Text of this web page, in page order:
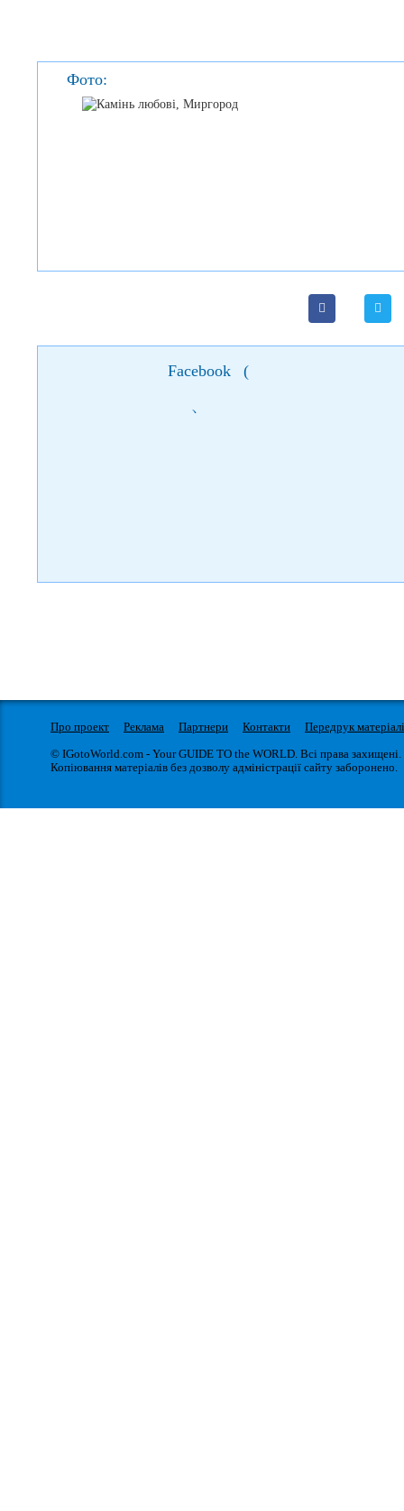
Фото:
Facebook (
)
Про проект Реклама Партнери Контакти
Передрук
© IGotoWorld.com - Your GUIDE TO the WORLD. Всі права захищені.
Копіювання матеріалів без дозволу адміністрації сайту заборонено.